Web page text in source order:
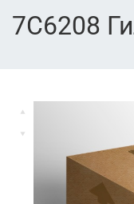
7С6208